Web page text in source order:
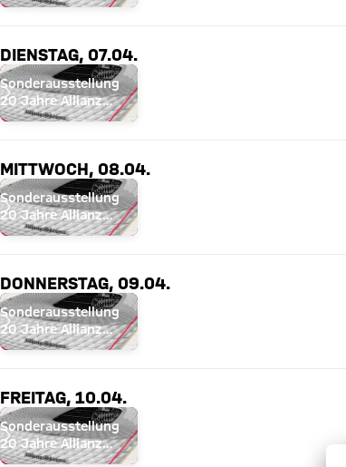
Arena
DIENSTAG, 07.04.
Sonderausstellung
20 Jahre Allianz
Arena
MITTWOCH, 08.04.
Sonderausstellung
20 Jahre Allianz
Arena
DONNERSTAG, 09.04.
Sonderausstellung
20 Jahre Allianz
Arena
FREITAG, 10.04.
Sonderausstellung
20 Jahre Allianz
Arena